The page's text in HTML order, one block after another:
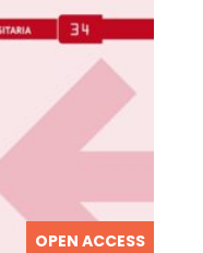
OPEN ACCESS